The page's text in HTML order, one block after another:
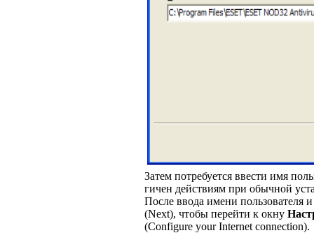
Затем потребуется ввести имя
гичен действиям при обычной
После ввода имени пользователя
(Next), чтобы перейти к окну
(Configure your Internet connection).